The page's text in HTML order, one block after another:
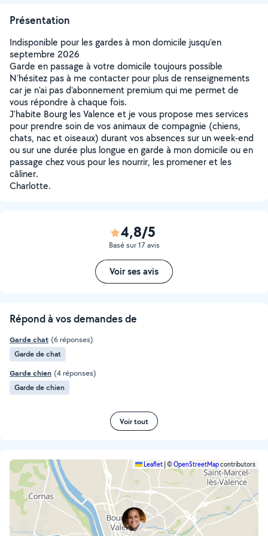
Présentation
Indisponible pour les gardes à mon domicile jusqu'en
septembre 2026
Garde en passage à votre domicile toujours possible
N'hésitez pas à me contacter pour plus de renseignements
car je n'ai pas d'abonnement premium qui me permet de
vous répondre à chaque fois.
J'habite Bourg les Valence et je vous propose mes services
pour prendre soin de vos animaux de compagnie (chiens,
chats, nac et oiseaux) durant vos absences sur un week-end
ou sur une durée plus longue en garde à mon domicile ou en
passage chez vous pour les nourrir, les promener et les
câliner.
Charlotte.
4,8/5
Basé sur 17 avis
Voir ses avis
Répond à vos demandes de
Garde chat (6 réponses)
Garde de chat
Garde chien (4 réponses)
Garde de chien
Voir tout
Leaflet ©OpenStreetMapcontributors